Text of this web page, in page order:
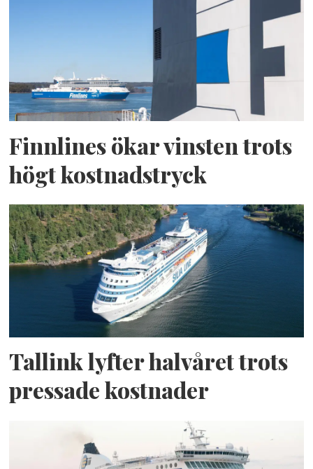
Finnlines ökar vinsten trots
högt kostnadstryck
Tallink lyfter halvåret trots
pressade kostnader